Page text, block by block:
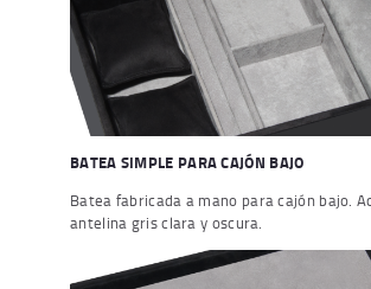
BATEA SIMPLE PARA CAJÓN BAJO
Batea fabricada a mano para cajón bajo.
antelina gris clara y oscura.